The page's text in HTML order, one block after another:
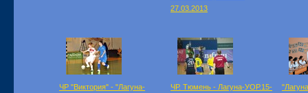
27.03.2013
ЧР "Виктория" - "Лагуна-
ЧР. Тюмень - Лагуна-УОР.15-